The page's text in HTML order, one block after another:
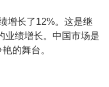
增长了12%。这是继
业绩增长。中国市场是
的舞台。